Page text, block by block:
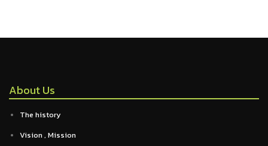
About Us
The history
Vision , Mission